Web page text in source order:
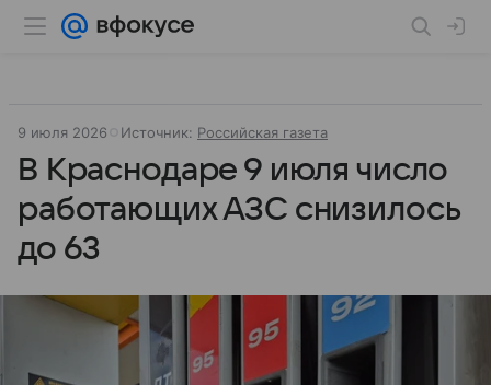
9 июля 2026 Источник: Российская газета
В Краснодаре 9 июля число
работающих АЗС снизилось
до 63